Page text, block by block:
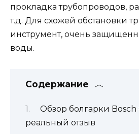
прокладка трубопроводов,
т.д. Для схожей обстановки
инструмент, очень
воды.
Содержание
Обзор болгарки Bosch
реальный отзыв